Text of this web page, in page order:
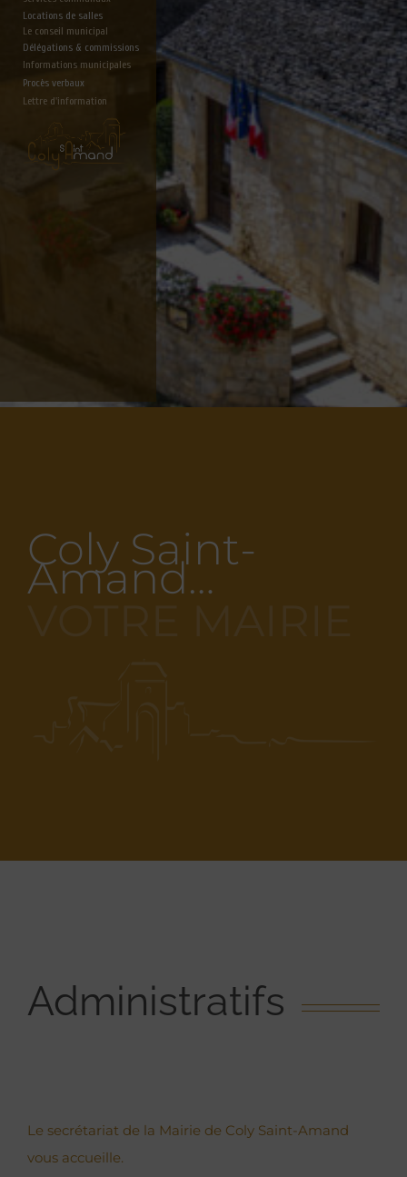
Locations de salles
Le conseil municipal
Délégations & commissions
Informations municipales
Lettre d'information
Procès verbaux
Coly Saint-
Amand…
Administratifs
Le secrétariat de la Mairie de Coly Saint-Amand
vous accueille.